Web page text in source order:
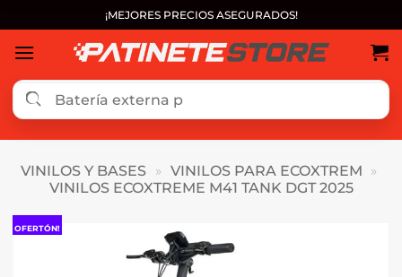
al
contenido
¡MEJORES PRECIOS ASEGURADOS!
VINILOS Y BASES » VINILOS PARA ECOXTREM »
VINILOS ECOXTREME M41 TANK DGT 2025
OFERTÓN!